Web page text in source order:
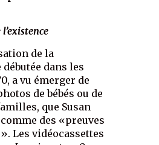
de la
dans les
a vu émerger de
de bébés ou de
que Susan
des «preuves
Les vidéocassettes